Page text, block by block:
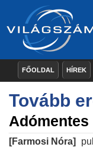
FŐOLDAL HÍREK
Tovább
[Farmosi Nóra]